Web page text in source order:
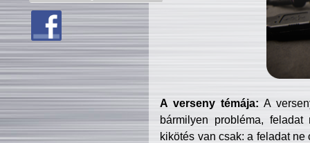
A verseny témája: A
bármilyen probléma, feladat
kikötés van csak: a feladat